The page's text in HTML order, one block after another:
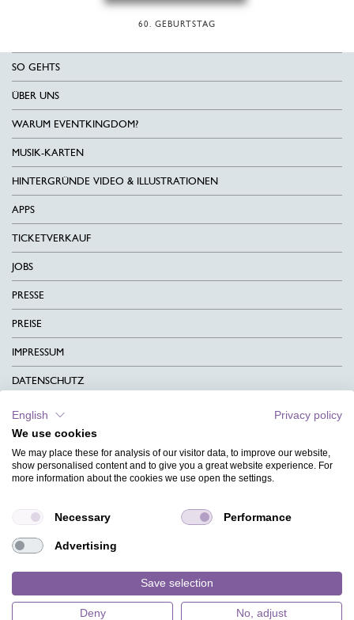
60. GEBURTSTAG
SO GEHTS
ÜBER UNS
WARUM EVENTKINGDOM?
MUSIK-KARTEN
HINTERGRÜNDE VIDEO & ILLUSTRATIONEN
APPS
TICKETVERKAUF
JOBS
PRESSE
PREISE
IMPRESSUM
DATENSCHUTZ
KONTAKT
AGB
CHARITY
MAGAZIN
HILFE
English
Privacy policy
We use cookies
We may place these for analysis of our visitor data, to improve our website,
show personalised content and to give you a great website experience. For
more information about the cookies we use open the settings.
Necessary Performance
Advertising
Save selection
Deny No, adjust